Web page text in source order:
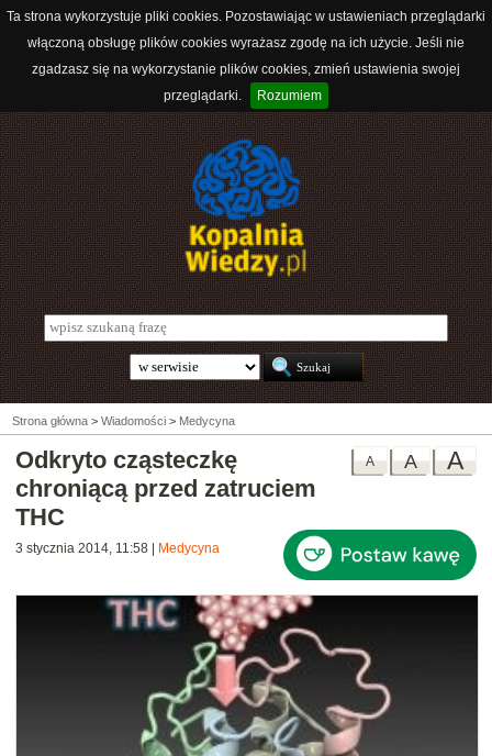
Ta strona wykorzystuje pliki cookies. Pozostawiając w ustawieniach przeglądarki
włączoną obsługę plików cookies wyrażasz zgodę na ich użycie. Jeśli nie
zgadzasz się na wykorzystanie plików cookies, zmień ustawienia swojej
przeglądarki.
Rozumiem
Strona główna > Wiadomości > Medycyna
A
A
A
Odkryto cząsteczkę
chroniącą przed zatruciem
THC
3 stycznia 2014, 11:58 Medycyna